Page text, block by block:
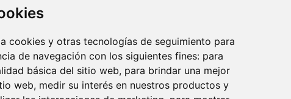
cookies y otras tecnologías de seguimiento para
de navegación con los siguientes fines: para
básica del sitio web, para brindar una mejor
web, medir su interés en nuestros productos y
correo: